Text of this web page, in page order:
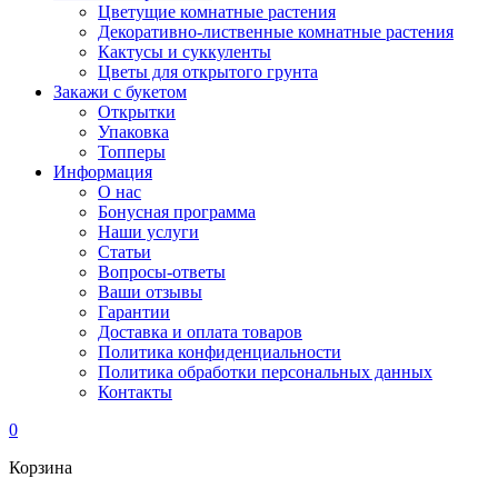
Цветущие комнатные растения
Декоративно-лиственные комнатные растения
Кактусы и суккуленты
Цветы для открытого грунта
Закажи с букетом
Открытки
Упаковка
Топперы
Информация
О нас
Бонусная программа
Наши услуги
Статьи
Вопросы-ответы
Ваши отзывы
Гарантии
Доставка и оплата товаров
Политика конфиденциальности
Политика обработки персональных данных
Контакты
0
Корзина